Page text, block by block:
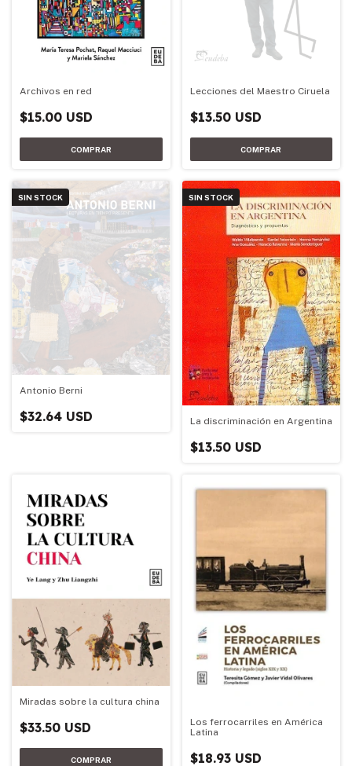
Archivos en red
$15.00 USD
Lecciones del Maestro Ciruela
$13.50 USD
SIN STOCK
Antonio Berni
$32.64 USD
SIN STOCK
La discriminación en Argentina
$13.50 USD
Miradas sobre la cultura china
$33.50 USD
Los ferrocarriles en América
Latina
$18.93 USD